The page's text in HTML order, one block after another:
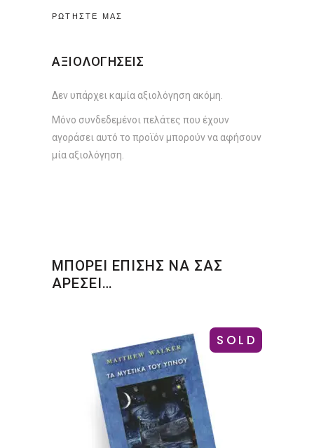
ΡΩΤΗΣΤΕ ΜΑΣ
ΑΞΙΟΛΟΓΗΣΕΙΣ
Δεν υπάρχει καμία αξιολόγηση ακόμη.
Μόνο συνδεδεμένοι πελάτες που έχουν
αγοράσει αυτό το προϊόν μπορούν να αφήσουν
μία αξιολόγηση.
ΜΠΟΡΕΙ ΕΠΙΣΗΣ ΝΑ ΣΑΣ
ΑΡΕΣΕΙ…
SOLD